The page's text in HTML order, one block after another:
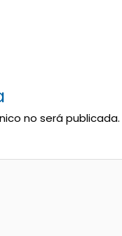
no será publicada.